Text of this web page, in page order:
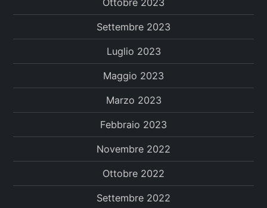
Settembre 2023
Luglio 2023
Maggio 2023
Marzo 2023
Febbraio 2023
Novembre 2022
Ottobre 2022
Settembre 2022